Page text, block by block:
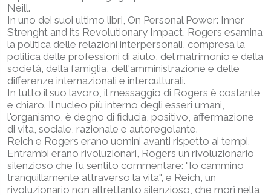
Neill.
In uno dei suoi ultimo libri, On Personal Power: Inner
Strenght and its Revolutionary Impact, Rogers esamina
la politica delle relazioni interpersonali, compresa la
politica delle professioni di aiuto, del matrimonio e della
società, della famiglia, dell'amministrazione e delle
differenze internazionali e interculturali.
In tutto il suo lavoro, il messaggio di Rogers è costante
e chiaro. Il nucleo più interno degli esseri umani,
l'organismo, è degno di fiducia, positivo, affermazione
di vita, sociale, razionale e autoregolante.
Reich e Rogers erano uomini avanti rispetto ai tempi.
Entrambi erano rivoluzionari, Rogers un rivoluzionario
silenzioso che fu sentito commentare: "Io cammino
tranquillamente attraverso la vita", e Reich, un
rivoluzionario non altrettanto silenzioso, che morì nella